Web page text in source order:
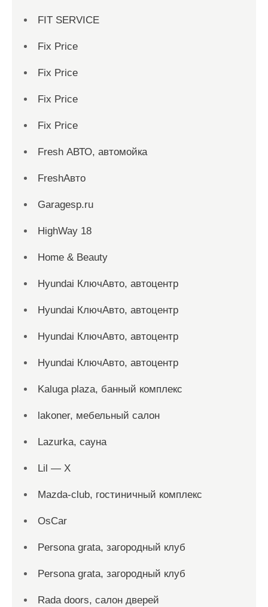
FIT SERVICE
Fix Price
Fix Price
Fix Price
Fix Price
Fresh АВТО, автомойка
FreshАвто
Garagesp.ru
HighWay 18
Home & Beauty
Hyundai КлючАвто, автоцентр
Hyundai КлючАвто, автоцентр
Hyundai КлючАвто, автоцентр
Hyundai КлючАвто, автоцентр
Kaluga plaza, банный комплекс
lakoner, мебельный салон
Lazurka, сауна
Lil — X
Mazda-club, гостиничный комплекс
OsCar
Persona grata, загородный клуб
Persona grata, загородный клуб
Rada doors, салон дверей